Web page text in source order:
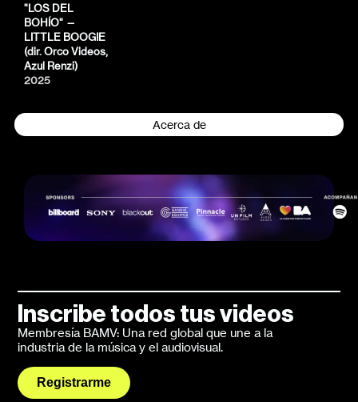
Acerca de
"LOS DEL
BOHÍO" —
LITTLE BOOGIE
(dir. Orco Videos,
Azul Renzi)
2025
Inscribe todos tus videos
Membresía BAMV: Una red global que une a la
industria de la música y el audiovisual.
Registrarme